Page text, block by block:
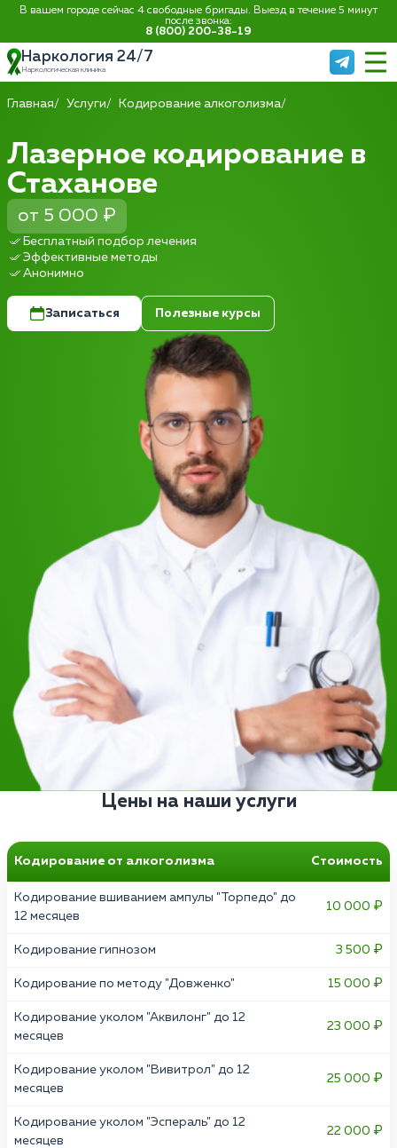
В вашем городе сейчас 4 свободные бригады. Выезд в течение 5 минут
после звонка:
8 (800) 200-38-19
Наркология 24/7
Наркологическая клиника
Главная Услуги Кодирование алкоголизма
Лазерное кодирование в
Стаханове
от 5 000 ₽
Бесплатный подбор лечения
Эффективные методы
Анонимно
Записаться Полезные курсы
Цены на наши услуги
Кодирование от алкоголизма Стоимость
Кодирование вшиванием ампулы "Торпедо" до
12 месяцев
10 000 ₽
Кодирование гипнозом 3 500 ₽
Кодирование по методу "Довженко" 15 000 ₽
Кодирование уколом "Аквилонг" до 12
месяцев
23 000 ₽
Кодирование уколом "Вивитрол" до 12
месяцев
25 000 ₽
Кодирование уколом "Эспераль" до 12
месяцев
22 000 ₽